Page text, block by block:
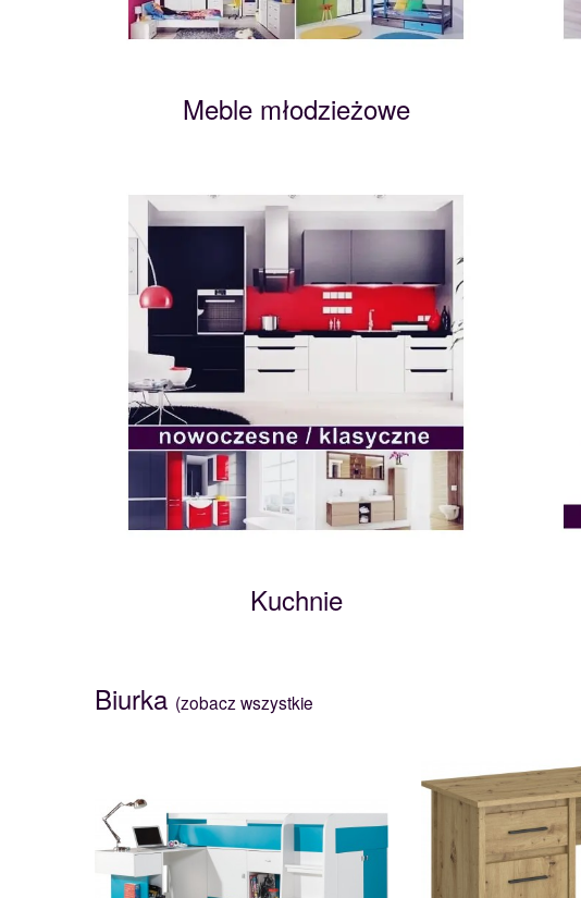
Meble młodzieżowe
Kuchnie
Biurka (zobacz wszystkie